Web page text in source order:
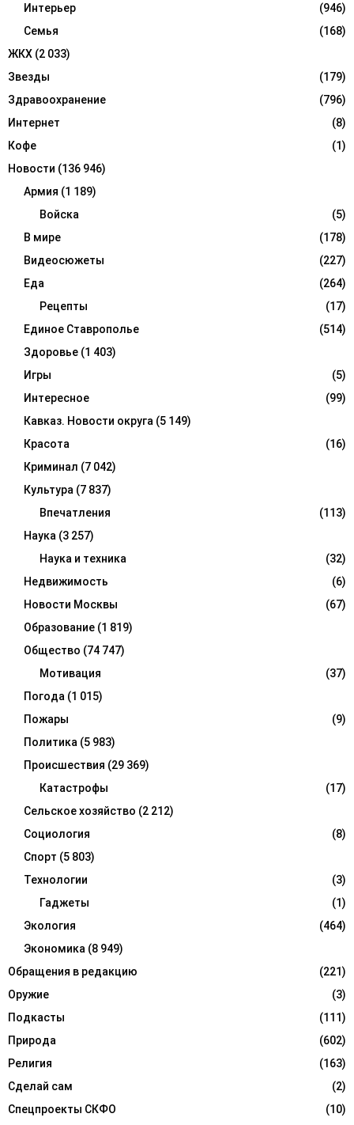
Интерьер
(946)
Семья
(168)
ЖКХ (2 033)
Звезды
(179)
Здравоохранение
(796)
Интернет
(8)
Кофе
(1)
Новости (136 946)
Армия (1 189)
Войска
(5)
В мире
(178)
Видеосюжеты
(227)
Еда
(264)
Рецепты
(17)
Единое Ставрополье
(514)
Здоровье (1 403)
Игры
(5)
Интересное
(99)
Кавказ. Новости округа (5 149)
Красота
(16)
Криминал (7 042)
Культура (7 837)
Впечатления
(113)
Наука (3 257)
Наука и техника
(32)
Недвижимость
(6)
Новости Москвы
(67)
Образование (1 819)
Общество (74 747)
Мотивация
(37)
Погода (1 015)
Пожары
(9)
Политика (5 983)
Происшествия (29 369)
Катастрофы
(17)
Сельское хозяйство (2 212)
Социология
(8)
Спорт (5 803)
Технологии
(3)
Гаджеты
(1)
Экология
(464)
Экономика (8 949)
Обращения в редакцию
(221)
Оружие
(3)
Подкасты
(111)
Природа
(602)
Религия
(163)
Сделай сам
(2)
Спецпроекты СКФО
(10)